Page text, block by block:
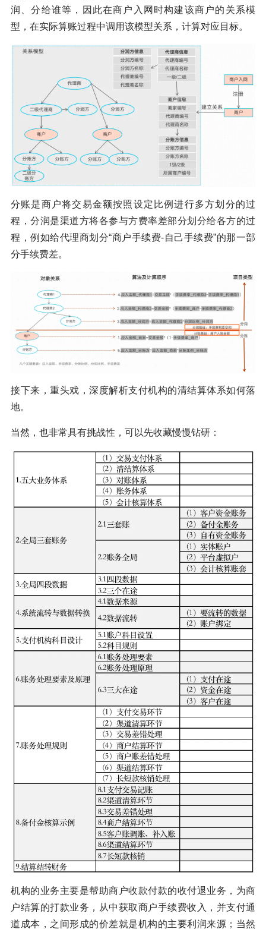
润、分给谁等，因此在商户入网时构建该商户的关系模
型，在实际算账过程中调用该模型关系，计算对应目标。
分账是商户将交易金额按照设定比例进行多方划分的过
程，分润是渠道方将各参与方费率差部分划分给各方的过
程，例如给代理商划分“商户手续费-自己手续费”的那一部
分手续费差。
接下来，重头戏，深度解析支付机构的清结算体系如何落
地。
当然，也非常具有挑战性，可以先收藏慢慢钻研：
机构的业务主要是帮助商户收款付款的收付退业务，为商
户结算的打款业务，从中获取商户手续费收入，并支付通
道成本，之间形成的价差就是机构的主要利润来源；当然